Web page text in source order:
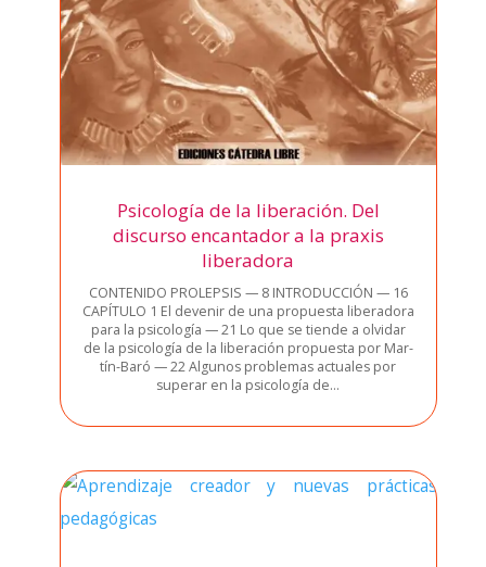
Psicología de la liberación. Del
discurso encantador a la praxis
liberadora
CONTENIDO PROLEPSIS — 8 INTRODUCCIÓN — 16
CAPÍTULO 1 El deve­nir de una pro­pues­ta libe­ra­do­ra
para la psi­co­lo­gía — 21 Lo que se tien­de a olvi­dar
de la psi­co­lo­gía de la libe­ra­ción pro­pues­ta por Mar­
tín-Baró — 22 Algu­nos pro­ble­mas actua­les por
supe­rar en la psi­co­lo­gía de…